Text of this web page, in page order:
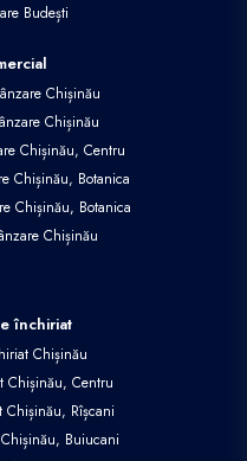
Budești
Chișinău
Chișinău
Chișinău, Centru
Chișinău, Botanica
Chișinău, Botanica
Chișinău
închiriat
Chișinău
Chișinău, Centru
Chișinău, Rîșcani
Buiucani